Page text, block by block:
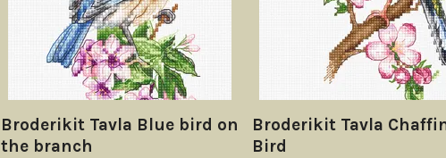
Broderikit Tavla Blue bird on
the branch
Broderikit Tavla
Bird